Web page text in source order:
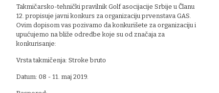
Takmičarsko-tehnički pravilnik Golf asocijacije Srbije u Članu
12. propisuje javni konkurs za organizaciju prvenstava GAS.
Ovim dopisom vas pozivamo da konkurišete za organizaciju i
upućujemo na bliže odredbe koje su od značaja za
konkurisanje:
Vrsta takmičenja: Stroke bruto
Datum: 08 - 11. maj 2019.